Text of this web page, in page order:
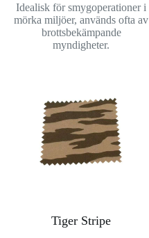
Idealisk för smygoperationer i
mörka miljöer, används ofta av
brottsbekämpande
myndigheter.
Tiger Stripe